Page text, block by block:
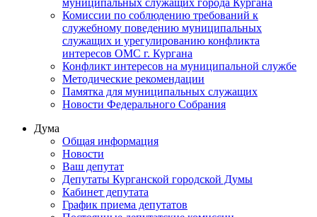
муниципальных служащих города Кургана
Комиссии по соблюдению требований к
служебному поведению муниципальных
служащих и урегулированию конфликта
интересов ОМС г. Кургана
Конфликт интересов на муниципальной службе
Методические рекомендации
Памятка для муниципальных служащих
Новости Федерального Cобрания
Дума
Общая информация
Новости
Ваш депутат
Депутаты Курганской городской Думы
Кабинет депутата
График приема депутатов